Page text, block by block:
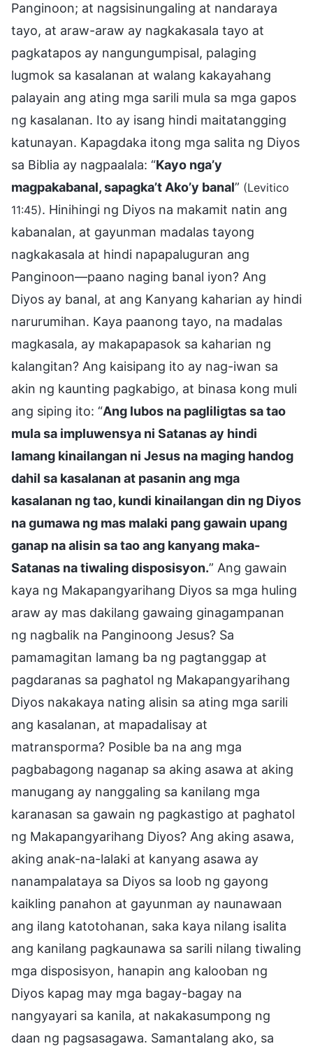
Panginoon; at nagsisinungaling at nandaraya
tayo, at araw-araw ay nagkakasala tayo at
pagkatapos ay nangungumpisal, palaging
lugmok sa kasalanan at walang kakayahang
palayain ang ating mga sarili mula sa mga gapos
ng kasalanan. Ito ay isang hindi maitatangging
katunayan. Kapagdaka itong mga salita ng Diyos
sa Biblia ay nagpaalala: “Kayo nga’y
magpakabanal, sapagka’t Ako’y banal” (Levitico
11:45). Hinihingi ng Diyos na makamit natin ang
kabanalan, at gayunman madalas tayong
nagkakasala at hindi napapaluguran ang
Panginoon—paano naging banal iyon? Ang
Diyos ay banal, at ang Kanyang kaharian ay hindi
narurumihan. Kaya paanong tayo, na madalas
magkasala, ay makapapasok sa kaharian ng
kalangitan? Ang kaisipang ito ay nag-iwan sa
akin ng kaunting pagkabigo, at binasa kong muli
ang siping ito: “Ang lubos na pagliligtas sa tao
mula sa impluwensya ni Satanas ay hindi
lamang kinailangan ni Jesus na maging handog
dahil sa kasalanan at pasanin ang mga
kasalanan ng tao, kundi kinailangan din ng Diyos
na gumawa ng mas malaki pang gawain upang
ganap na alisin sa tao ang kanyang maka-
Satanas na tiwaling disposisyon.” Ang gawain
kaya ng Makapangyarihang Diyos sa mga huling
araw ay mas dakilang gawaing ginagampanan
ng nagbalik na Panginoong Jesus? Sa
pamamagitan lamang ba ng pagtanggap at
pagdaranas sa paghatol ng Makapangyarihang
Diyos nakakaya nating alisin sa ating mga sarili
ang kasalanan, at mapadalisay at
matransporma? Posible ba na ang mga
pagbabagong naganap sa aking asawa at aking
manugang ay nanggaling sa kanilang mga
karanasan sa gawain ng pagkastigo at paghatol
ng Makapangyarihang Diyos? Ang aking asawa,
aking anak-na-lalaki at kanyang asawa ay
nanampalataya sa Diyos sa loob ng gayong
kaikling panahon at gayunman ay naunawaan
ang ilang katotohanan, saka kaya nilang isalita
ang kanilang pagkaunawa sa sarili nilang tiwaling
mga disposisyon, hanapin ang kalooban ng
Diyos kapag may mga bagay-bagay na
nangyayari sa kanila, at nakakasumpong ng
daan ng pagsasagawa. Samantalang ako, sa